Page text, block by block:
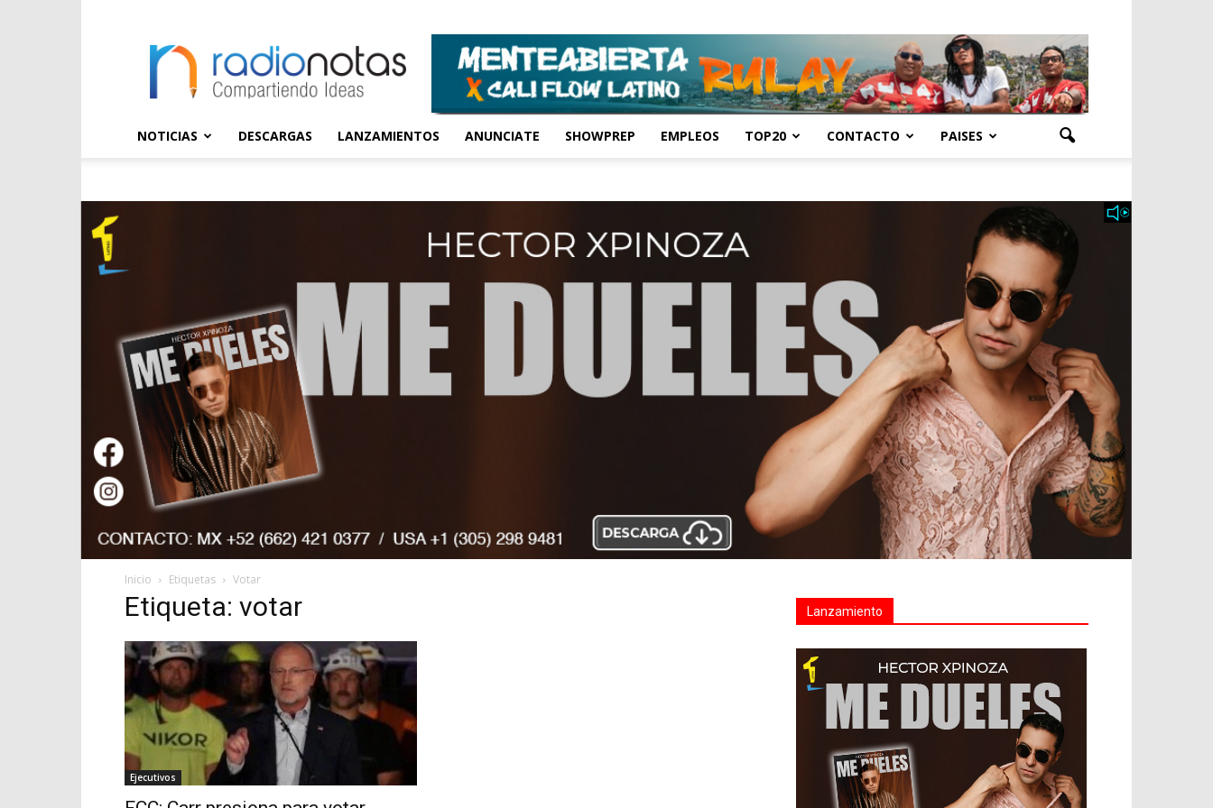
NOTICIAS DESCARGAS LANZAMIENTOS ANUNCIATE SHOWPREP EMPLEOS TOP20 CONTACTO PAISES
Inicio Etiquetas Votar
Etiqueta: votar
Ejecutivos
Lanzamiento